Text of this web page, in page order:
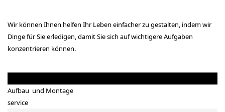
Wir können Ihnen helfen Ihr Leben einfacher zu gestalten, indem wir
Dinge für Sie erledigen, damit Sie sich auf wichtigere Aufgaben
konzentrieren können.
Aufbau und Montage
service